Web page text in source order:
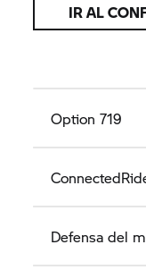
IR AL
Option 719
Defensa del